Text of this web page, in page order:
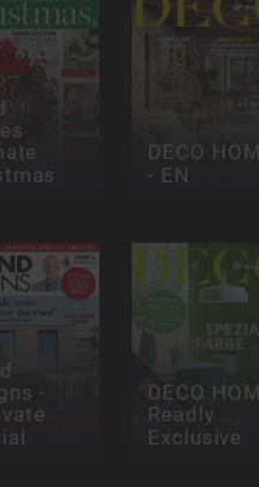
DECO
- EN
-
DECO
Readly
Exclusive